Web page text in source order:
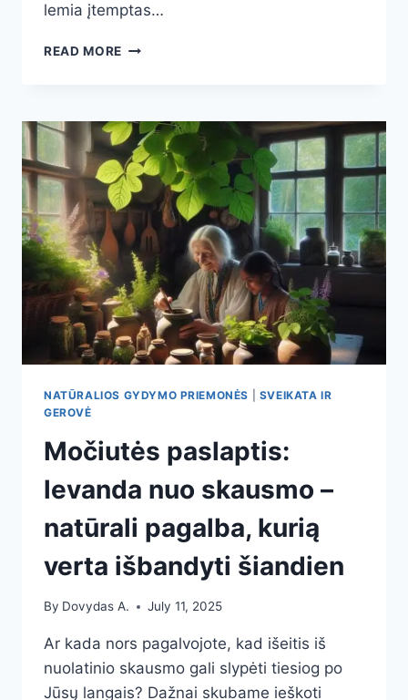
lemia įtemptas…
READ MORE LIAUDIŠKI
IR
SILPNUMO:
KAS
IŠ
TIESŲ
PADEDA
ATGAUTI
JĖGAS
BE
KAVOS
IR
ENERGINIŲ
GĖRIMŲ
NATŪRALIOS GYDYMO PRIEMONĖS
SVEIKATA IR
GEROVĖ
Močiutės paslaptis:
levanda nuo skausmo –
natūrali pagalba, kurią
verta išbandyti šiandien
By Dovydas A. July 11, 2025
Ar kada nors pagalvojote, kad išeitis iš
nuolatinio skausmo gali slypėti tiesiog po
Jūsų langais? Dažnai skubame ieškoti